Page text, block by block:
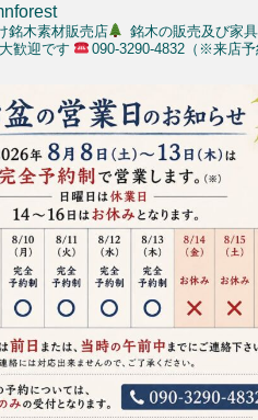
銘木素材販売店 銘木の販売及び家
歓迎です
090-3290-4832（※来店予